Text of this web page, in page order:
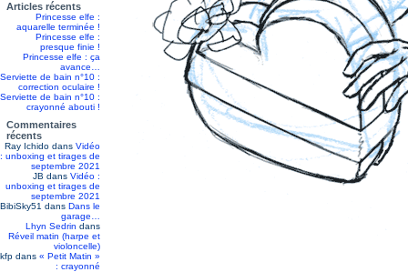
Articles récents
Princesse elfe :
aquarelle terminée !
Princesse elfe :
presque finie !
Princesse elfe : ça
avance…
Serviette de bain n°10 :
correction oculaire !
Serviette de bain n°10 :
crayonné abouti !
Commentaires
récents
Ray Ichido dans Vidéo
: unboxing et tirages de
septembre 2021
JB dans Vidéo :
unboxing et tirages de
septembre 2021
BibiSky51 dans Dans le
garage…
Lhyn Sedrin dans
Réveil matin (harpe et
violoncelle)
kfp dans « Petit Matin »
: crayonné